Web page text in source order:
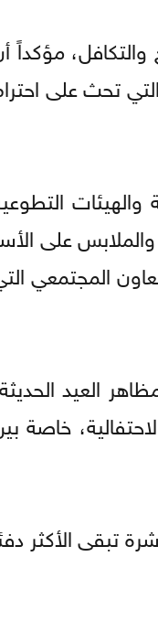
مؤكداً
تحث على
على
المجتمعي
العيد
خاصة
تبقى الأكثر